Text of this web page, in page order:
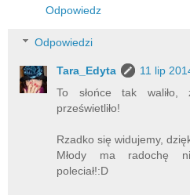
Odpowiedz
Odpowiedzi
Tara_Edyta
11 lip
To słońce tak waliło,
prześwietliło!
Rzadko się widujemy,
Młody ma radochę
poleciał!:D